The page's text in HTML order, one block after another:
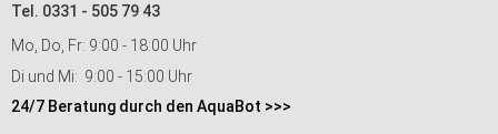
Tel. 0331 - 505 79 43
Mo, Do, Fr: 9:00 - 18:00 Uhr
Di und Mi: 9:00 - 15:00 Uhr
24/7 Beratung durch den AquaBot >>>